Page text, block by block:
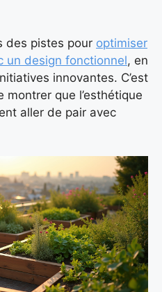
des pistes pour optimiser
un design fonctionnel, en
innovantes. C’est
que l’esthétique
aller de pair avec